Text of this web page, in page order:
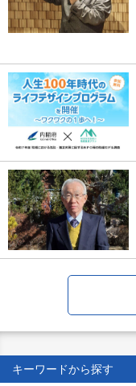
キーワードから探す